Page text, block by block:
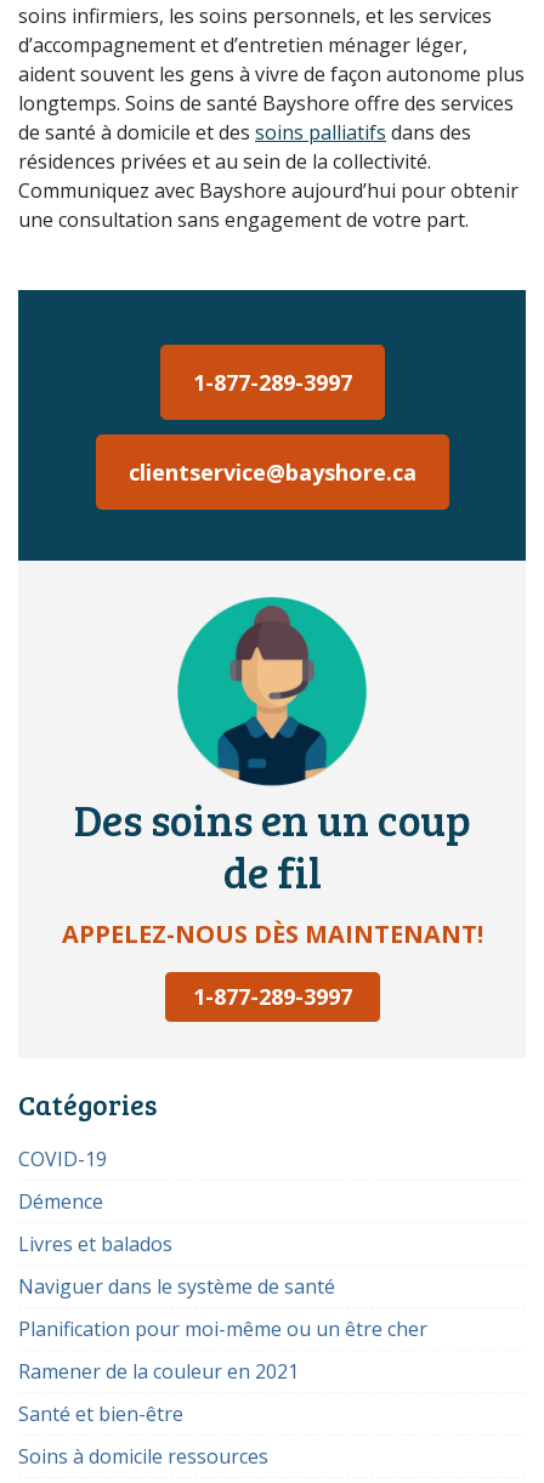
soins infirmiers, les soins personnels, et les services
d’accompagnement et d’entretien ménager léger,
aident souvent les gens à vivre de façon autonome plus
longtemps. Soins de santé Bayshore offre des services
de santé à domicile et des soins palliatifs dans des
résidences privées et au sein de la collectivité.
Communiquez avec Bayshore aujourd’hui pour obtenir
une consultation sans engagement de votre part.
1-877-289-3997
clientservice@bayshore.ca
Des soins en un coup
de fil
APPELEZ-NOUS DÈS MAINTENANT!
1-877-289-3997
Catégories
COVID-19
Démence
Livres et balados
Naviguer dans le système de santé
Planification pour moi-même ou un être cher
Ramener de la couleur en 2021
Santé et bien-être
Soins à domicile ressources